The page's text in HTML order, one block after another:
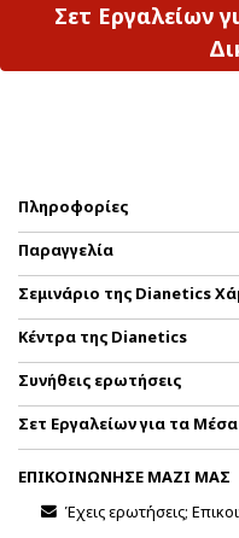
Σετ Εργαλείων
Πληροφορίες
Παραγγελία
Σεμινάριο της Dianetics
Κέντρα της Dianetics
Συνήθεις ερωτήσεις
Σετ Εργαλείων για τα
ΕΠΙΚΟΙΝΩΝΗΣΕ ΜΑΖΙ ΜΑΣ
Έχεις ερωτήσεις;